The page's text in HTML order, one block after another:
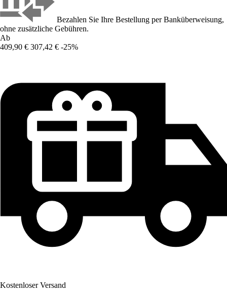
Bezahlen Sie Ihre Bestellung per Banküberweisung,
ohne zusätzliche Gebühren.
Ab
409,90 € 307,42 € -25%
Kostenloser Versand